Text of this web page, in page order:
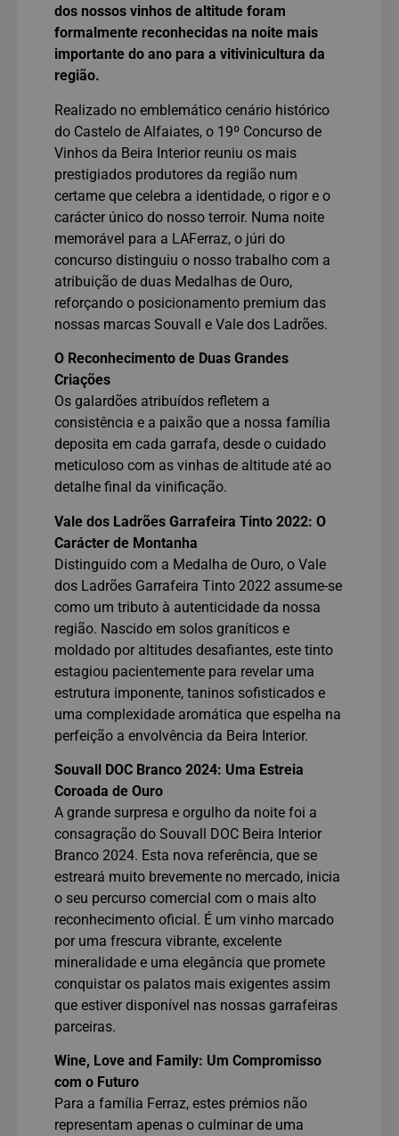
dos nossos vinhos de altitude foram
formalmente reconhecidas na noite mais
importante do ano para a vitivinicultura da
região.
Realizado no emblemático cenário histórico
do Castelo de Alfaiates, o 19º Concurso de
Vinhos da Beira Interior reuniu os mais
prestigiados produtores da região num
certame que celebra a identidade, o rigor e o
carácter único do nosso terroir. Numa noite
memorável para a LAFerraz, o júri do
concurso distinguiu o nosso trabalho com a
atribuição de duas Medalhas de Ouro,
reforçando o posicionamento premium das
nossas marcas Souvall e Vale dos Ladrões.
O Reconhecimento de Duas Grandes
Criações
Os galardões atribuídos refletem a
consistência e a paixão que a nossa família
deposita em cada garrafa, desde o cuidado
meticuloso com as vinhas de altitude até ao
detalhe final da vinificação.
Vale dos Ladrões Garrafeira Tinto 2022: O
Carácter de Montanha
Distinguido com a Medalha de Ouro, o Vale
dos Ladrões Garrafeira Tinto 2022 assume-se
como um tributo à autenticidade da nossa
região. Nascido em solos graníticos e
moldado por altitudes desafiantes, este tinto
estagiou pacientemente para revelar uma
estrutura imponente, taninos sofisticados e
uma complexidade aromática que espelha na
perfeição a envolvência da Beira Interior.
Souvall DOC Branco 2024: Uma Estreia
Coroada de Ouro
A grande surpresa e orgulho da noite foi a
consagração do Souvall DOC Beira Interior
Branco 2024. Esta nova referência, que se
estreará muito brevemente no mercado, inicia
o seu percurso comercial com o mais alto
reconhecimento oficial. É um vinho marcado
por uma frescura vibrante, excelente
mineralidade e uma elegância que promete
conquistar os palatos mais exigentes assim
que estiver disponível nas nossas garrafeiras
parceiras.
Wine, Love and Family: Um Compromisso
com o Futuro
Para a família Ferraz, estes prémios não
representam apenas o culminar de uma